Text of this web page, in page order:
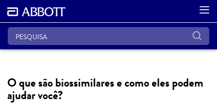
O que são biossimilares e como eles podem
ajudar você?